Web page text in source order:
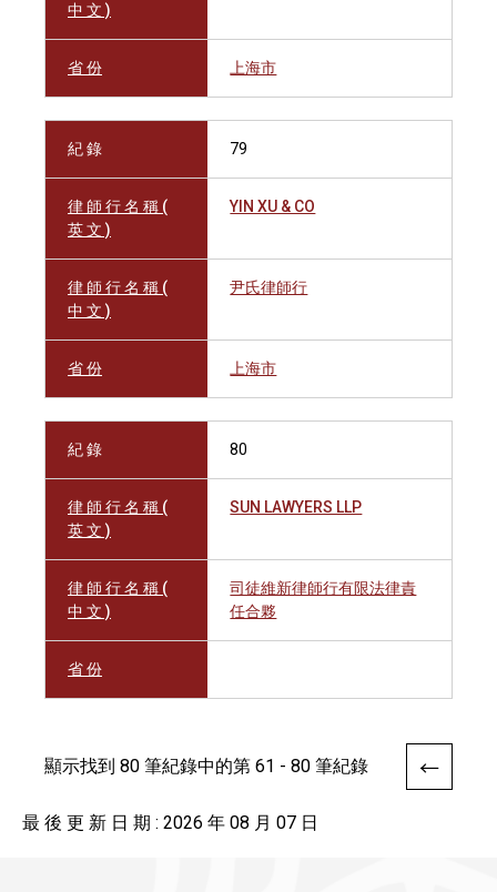
中 文 )
省 份 上海市
紀 錄 79
律 師 行 名 稱 (
英 文 )
YIN XU & CO
律 師 行 名 稱 (
中 文 )
尹氏律師行
省 份 上海市
紀 錄 80
律 師 行 名 稱 (
英 文 )
SUN LAWYERS LLP
律 師 行 名 稱 (
中 文 )
司徒維新律師行有限法律責
任合夥
省 份
顯示找到 80 筆紀錄中的第 61 - 80 筆紀錄
最 後 更 新 日 期 : 2026 年 08 月 07 日